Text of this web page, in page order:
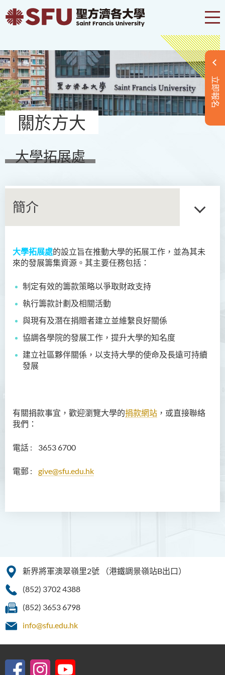
立即報名
關於方大
大學拓展處
簡介
大學拓展處的設立旨在推動大學的拓展工作，並為其未
來的發展籌集資源。其主要任務包括：
制定有效的籌款策略以爭取財政支持
執行籌款計劃及相關活動
與現有及潛在捐贈者建立並維繫良好關係
協調各學院的發展工作，提升大學的知名度
建立社區夥伴關係，以支持大學的使命及長遠可持續
發展
有關捐款事宜，歡迎瀏覽大學的捐款網站 ，或直接聯絡
我們：
電話 : 3653 6700
電郵 : give@sfu.edu.hk
簡介
鳴謝安排
職員名錄
聯絡我們
新界將軍澳翠嶺里2號
（港鐵調景嶺站B出口）
(852) 3702 4388
(852) 3653 6798
info@sfu.edu.hk